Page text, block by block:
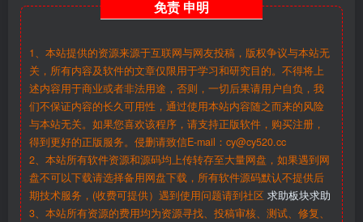
免责 申明
1、本站提供的资源来源于互联网与网友投稿，版权争议与本站无
关，所有内容及软件的文章仅限用于学习和研究目的。不得将上
述内容用于商业或者非法用途，否则，一切后果请用户自负，我
们不保证内容的长久可用性，通过使用本站内容随之而来的风险
与本站无关。如果您喜欢该程序，请支持正版软件，购买注册，
得到更好的正版服务。侵删请致信E-mail：cy@cy520.cc
2、本站所有软件资源和源码均上传转存至大量网盘，如果遇到网
盘不可以下载请选择备用网盘下载，所有软件源码默认不提供后
期技术服务，(收费可提供）遇到使用问题请到社区 求助板块求助
3、本站所有资源的费用均为资源寻找、投稿审核、测试、修复、